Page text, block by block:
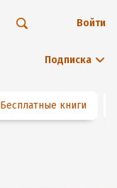
Подписка
Войти
Бесплатные книги